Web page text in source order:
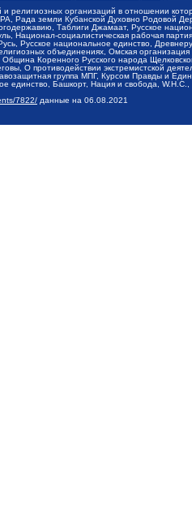
религиозных организаций в отношении
Рада земли Кубанской Духовно Родовой
Таблиги Джамаат, Русское
Национал-социалистическая рабочая
Русское национальное единство,
объединениях, Омская
Коренного Русского народа
О противодействии экстремистской
группа МПГ, Курсом Правды и
единство, Башкорт, Нация и свобода,
7822/ данные на 06.08.2021